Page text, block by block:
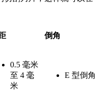
倒角
0.5 毫米
至 4 毫
米
E 型倒角